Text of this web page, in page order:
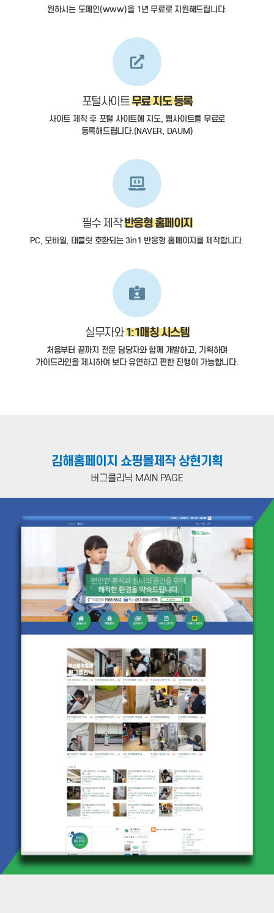
원하시는 도메인(www)을 1년 무료로 지원해드립니다.
포털사이트무료 지도 등록
사이트 제작 후 포털 사이트에 지도, 웹사이트를 무료로
등록해드립니다.(NAVER, DAUM)
필수 제작반응형 홈페이지
PC, 모바일, 태블릿 호환되는 3in1 반응형 홈페이지를 제작합니다.
실무자와1:1매칭 시스템
처음부터 끝까지 전문 담당자와 함께 개발하고, 기획하며
가이드라인을 제시하여 보다 유연하고 편한 진행이 가능합니다.
김해홈페이지 쇼핑몰제작 상현기획
버그클리닉 MAIN PAGE